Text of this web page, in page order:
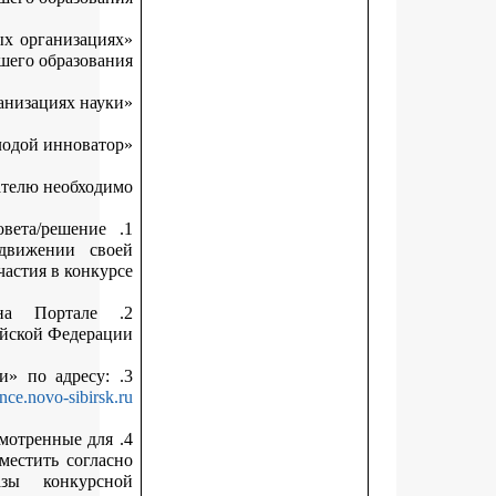
«Лучший молодой исследователь в образовательных
1. Получить выписку из протокола заседания совета/
руководителя инновационной компании о выдвижении
2. Иметь подтвержденную учетную запись на Портале
4. Внести данные о себе и научной работе в предусмотренные
заполнения поля МИС «Гранты и премии» и разместить
пункту 3.8 Положения электронные образы